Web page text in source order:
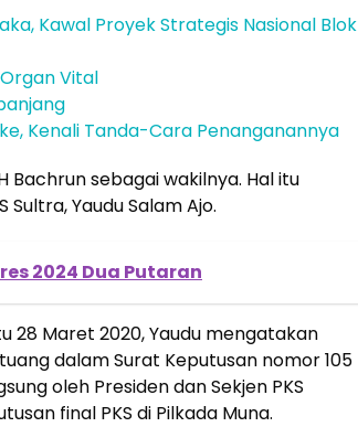
Kawal Proyek Strategis Nasional Blok
Vital
Kenali Tanda-Cara Penanganannya
Bachrun sebagai wakilnya. Hal itu
Yaudu Salam Ajo.
2024 Dua Putaran
28 Maret 2020, Yaudu mengatakan
dalam Surat Keputusan nomor 105
oleh Presiden dan Sekjen PKS
final PKS di Pilkada Muna.